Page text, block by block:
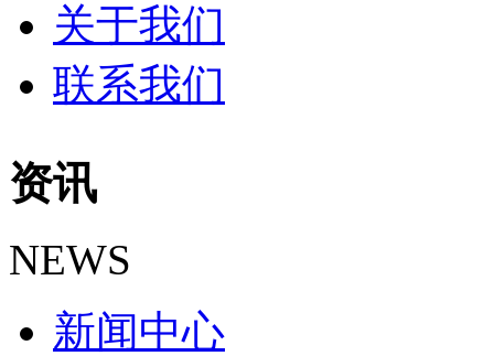
关于我们
联系我们
资讯
NEWS
新闻中心